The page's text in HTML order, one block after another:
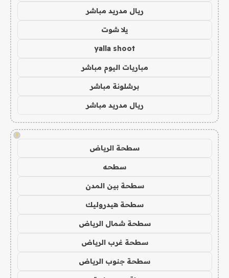
ريال مدريد مباشر
يلا شوت
yalla shoot
مباريات اليوم مباشر
برشلونة مباشر
ريال مدريد مباشر
!
سطحة الرياض
سطحه
سطحة بين المدن
سطحة هيدروليك
سطحة شمال الرياض
سطحة غرب الرياض
سطحة جنوب الرياض